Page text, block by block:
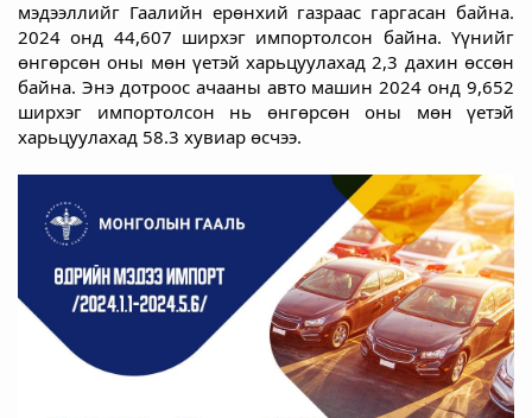
2024 онд 44,607 ширхэг импортолсон байна. Үүнийг
өнгөрсөн оны мөн үетэй харьцуулахад 2,3 дахин өссөн
байна. Энэ дотроос ачааны авто машин 2024 онд 9,652
ширхэг импортолсон нь өнгөрсөн оны мөн үетэй
харьцуулахад 58.3 хувиар өсчээ.